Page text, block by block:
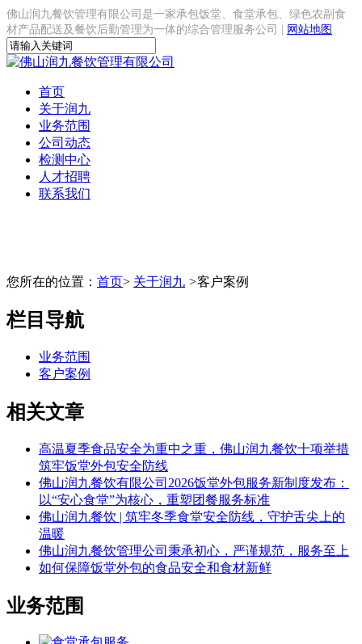
佛山润九餐饮管理有限公司是一家承包饭堂、食堂承包、绿色农副食
材产品配送及餐饮后勤管理为一体的综合管理服务公司 |
网站地图
首页
关于润九
业务范围
公司动态
检测中心
人才招聘
联系我们
您所在的位置： 首页> 关于润九 >客户案例
栏目导航
业务范围
客户案例
相关文章
高温夏季食品安全为重中之重，佛山润九餐饮十项举措
筑牢饭堂外包安全防线
佛山润九餐饮有限公司2026饭堂外包服务新制度发布：
以“安心食堂”为核心，重塑团餐服务标准
佛山润九餐饮 | 筑牢冬季食堂安全防线，守护舌尖上的
温暖
佛山润九餐饮管理公司秉承初心，严谨规范，服务至上
如何保障饭堂外包的食品安全和食材新鲜
业务范围